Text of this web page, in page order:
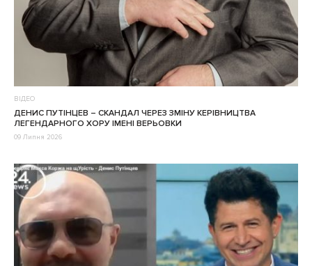
ВІДЕО
ДЕНИС ПУТІНЦЕВ – CКАНДАЛ ЧЕРЕЗ ЗМІНУ КЕРІВНИЦТВА
ЛЕГЕНДАРНОГО ХОРУ ІМЕНІ ВЕРЬОВКИ
09 Липня 2026